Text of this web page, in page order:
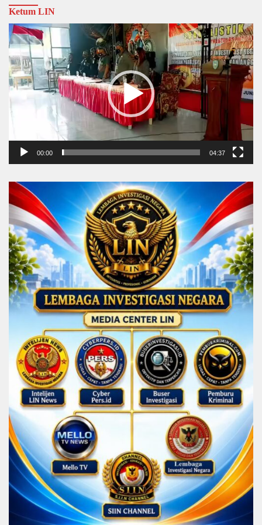
Ketum LIN
Video
Player
00:00 04:37